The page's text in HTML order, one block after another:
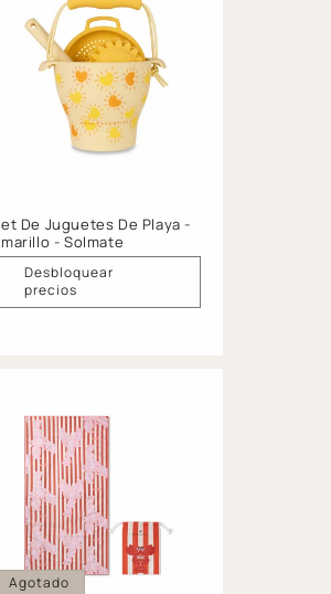
De Juguetes De Playa -
- Solmate
Desbloquear
precios
Agotado